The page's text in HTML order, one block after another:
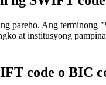
pareho. Ang
at institusyong
code o BIC